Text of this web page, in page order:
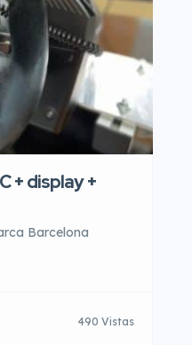
+ display +
Barcelona
490 Vistas